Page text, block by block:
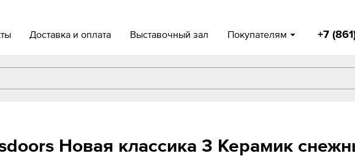
Доставка и оплата Выставочный зал Покупателям +7
Новая классика 3 Керамик